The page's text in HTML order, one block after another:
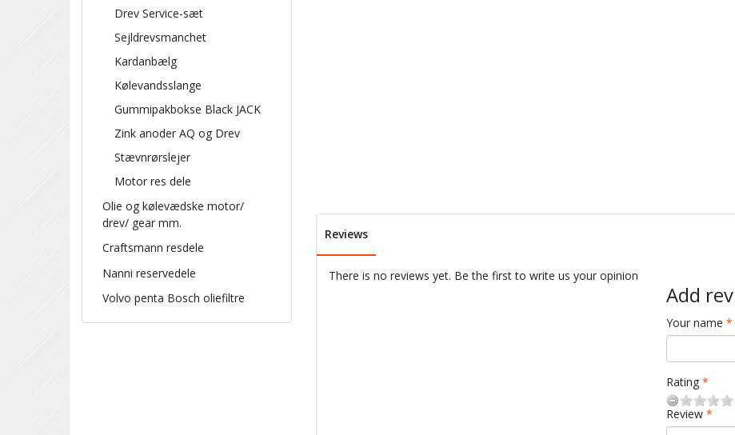
Drev Service-sæt
Sejldrevsmanchet
Kardanbælg
Kølevandsslange
Gummipakbokse Black JACK
Zink anoder AQ og Drev
Stævnrørslejer
Motor res dele
Olie og kølevædske motor/
drev/ gear mm.
Craftsmann resdele
Nanni reservedele
Volvo penta Bosch oliefiltre
Reviews
There is no reviews yet. Be the first to write us your opinion
Add
Your name
Rating
Review